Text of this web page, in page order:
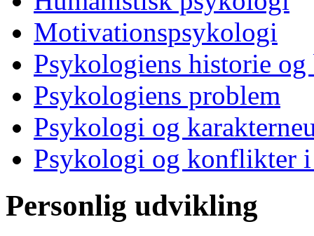
Motivationspsykologi
Psykologiens historie og
Psykologiens problem
Psykologi og
Psykologi og konflikter
Personlig udvikling